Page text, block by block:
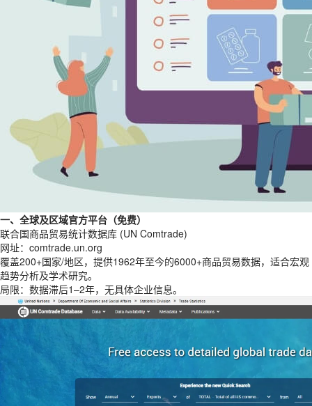
一、全球及区域官方平台（免费）
联合国商品贸易统计数据库 (UN Comtrade)
网址：comtrade.un.org
覆盖200+国家/地区，提供1962年至今的6000+商品贸易数据，适合宏观
趋势分析及学术研究。
局限：数据滞后1–2年，无具体企业信息。